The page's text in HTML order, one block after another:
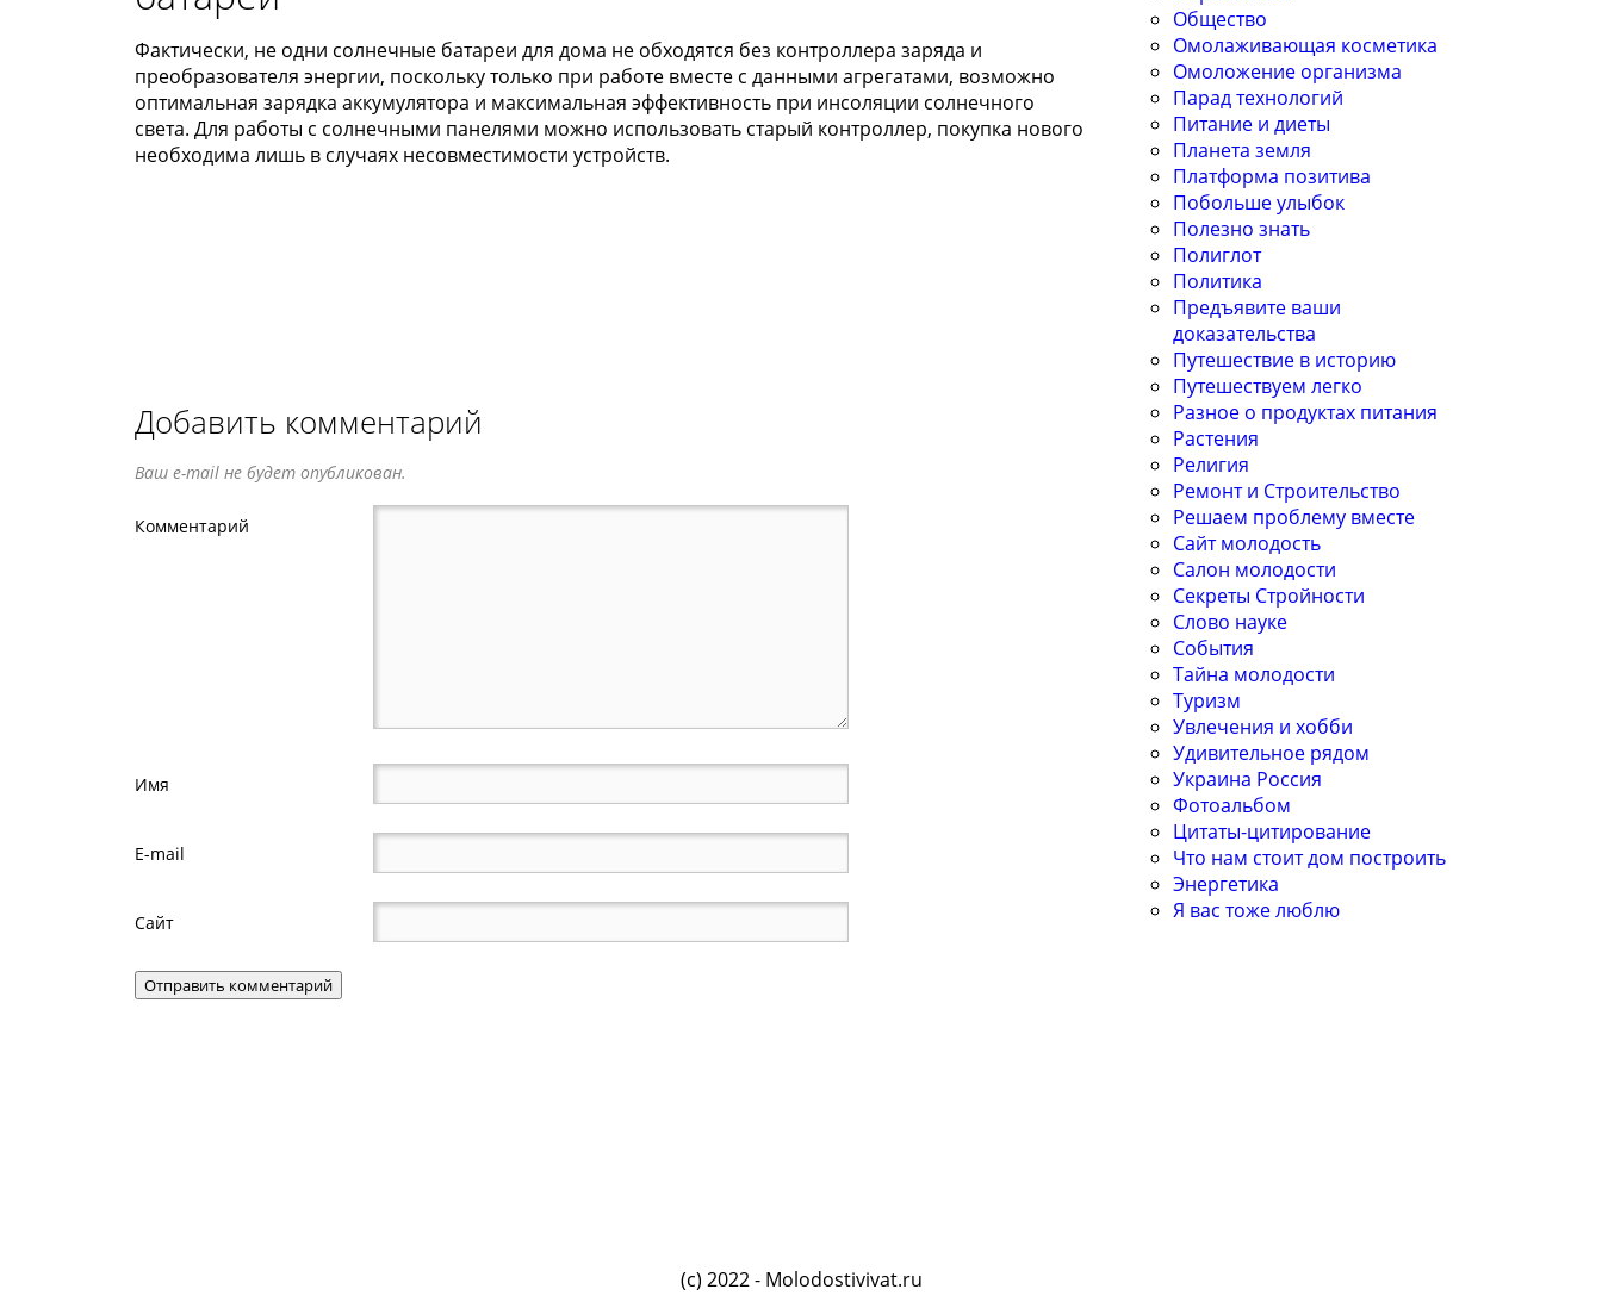
Фактически, не одни солнечные батареи для дома не обходятся без контроллера заряда и
преобразователя энергии, поскольку только при работе вместе с данными агрегатами, возможно
оптимальная зарядка аккумулятора и максимальная эффективность при инсоляции солнечного
света. Для работы с солнечными панелями можно использовать старый контроллер, покупка нового
необходима лишь в случаях несовместимости устройств.
Добавить комментарий
Ваш e-mail не будет опубликован.
Комментарий
Имя
E-mail
Сайт
Общество
Омолаживающая косметика
Омоложение организма
Парад технологий
Питание и диеты
Планета земля
Платформа позитива
Побольше улыбок
Полезно знать
Полиглот
Политика
Предъявите ваши
доказательства
Путешествие в историю
Путешествуем легко
Разное о продуктах питания
Растения
Религия
Ремонт и Строительство
Решаем проблему вместе
Сайт молодость
Салон молодости
Секреты Стройности
Слово науке
События
Тайна молодости
Туризм
Увлечения и хобби
Удивительное рядом
Украина Россия
Фотоальбом
Цитаты-цитирование
Что нам стоит дом построить
Энергетика
Я вас тоже люблю
(c) 2022 - Molodostivivat.ru